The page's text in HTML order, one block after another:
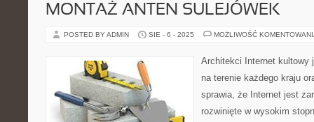
MONTAŻ ANTEN SULEJÓWEK
POSTED BY ADMIN SIE - 6 - 2025 MOŻLIWOŚĆ
Architekci Internet kultowy
na terenie każdego kraju
sprawia, że Internet jest
rozwinięte w wysokim